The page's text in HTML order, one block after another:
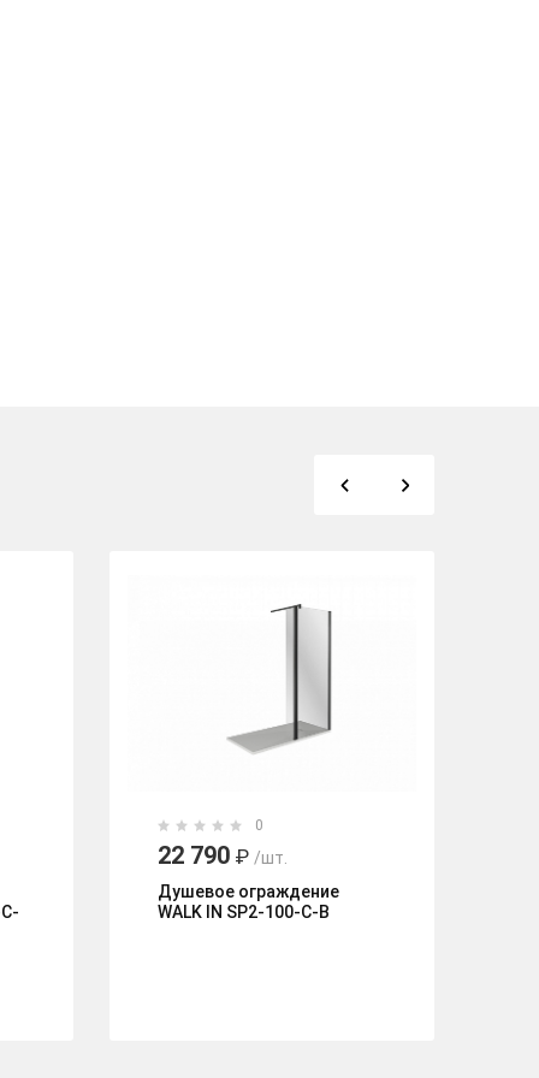
0
22 790 ₽ /шт.
Душевое ограждение
WALK IN SP2-100-C-B